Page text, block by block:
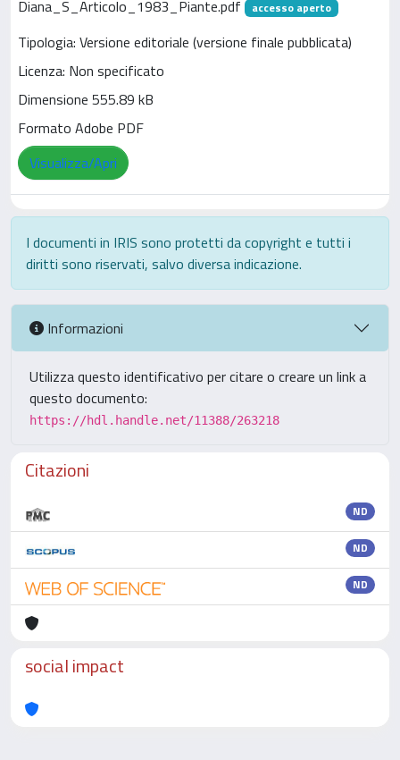
Diana_S_Articolo_1983_Piante.pdf
accesso aperto
Tipologia: Versione editoriale (versione finale pubblicata)
Licenza: Non specificato
Dimensione 555.89 kB
Formato Adobe PDF
Visualizza/Apri
I documenti in IRIS sono protetti da copyright e tutti i
diritti sono riservati, salvo diversa indicazione.
Informazioni
Utilizza questo identificativo per citare o creare un link a
questo documento:
https://hdl.handle.net/11388/263218
Citazioni
ND
ND
ND
social impact